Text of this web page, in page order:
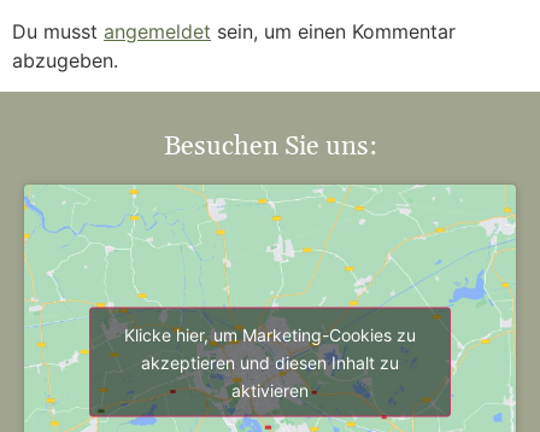
Du musst angemeldet sein, um einen Kommentar
abzugeben.
Besuchen Sie uns:
Klicke hier, um Marketing-Cookies zu
akzeptieren und diesen Inhalt zu
aktivieren